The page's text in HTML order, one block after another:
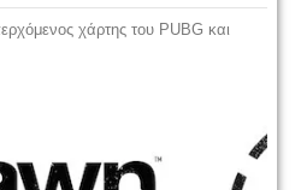
χάρτης του PUBG και